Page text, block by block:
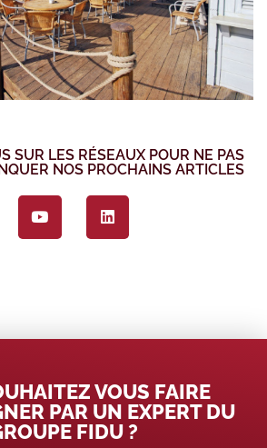
SUR LES RÉSEAUX POUR NE PAS
NOS PROCHAINS ARTICLES
VOUS FAIRE
PAR UN EXPERT DU
FIDU ?